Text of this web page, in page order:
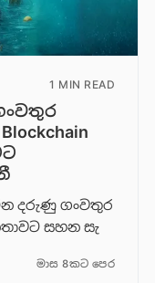
1 MIN READ
දරුණු ගංවතුර
සහන සැ
මාස 8කට පෙර